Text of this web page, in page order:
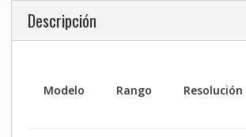
Descripción
Modelo Rango Resolución